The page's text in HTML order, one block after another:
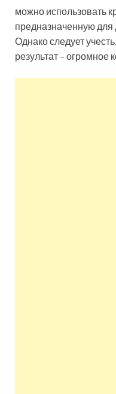
можно использовать
предназначенную для
Однако следует
результат – огромное